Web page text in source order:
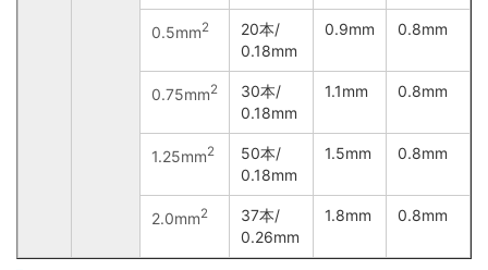
0.5mm2
20本/
0.18mm
0.9mm 0.8mm
0.75mm2
30本/
0.18mm
1.1mm 0.8mm
1.25mm2
50本/
0.18mm
1.5mm 0.8mm
2.0mm2
37本/
0.26mm
1.8mm 0.8mm